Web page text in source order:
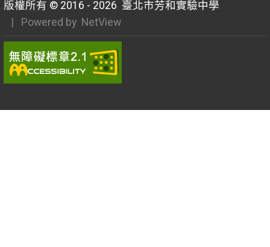
版權所有 © 2016 - 2026 臺北市芳和實驗中學
| Powered by NetView